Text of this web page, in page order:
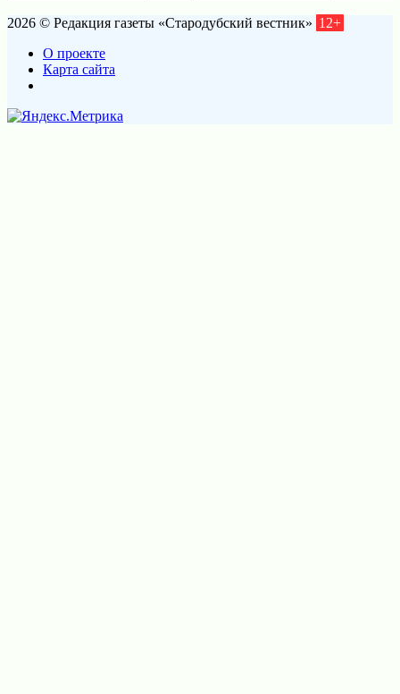
2026 © Редакция газеты «Стародубский вестник» 12+
О проекте
Карта сайта